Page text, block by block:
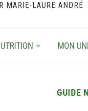
MARIE-LAURE ANDRÉ
MON
GUIDE